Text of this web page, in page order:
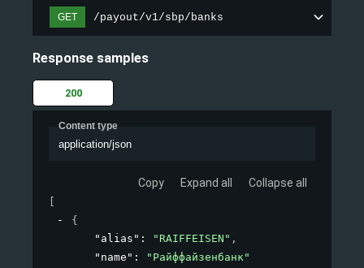
GET /payout/v1/sbp/banks
Response samples
200
Content type
application/json
Copy Expand all Collapse all
{
"alias" : "RAIFFEISEN" ,
"name" :
"Райффайзенбанк"